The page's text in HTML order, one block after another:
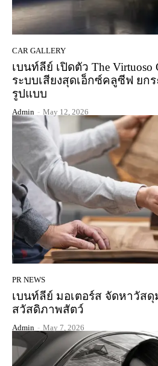
CAR GALLERY
เบนท์ลีย์ เปิดตัว The
ระบบเสียงสุดเอ็กซ์คลูซีฟ ยก
รูปแบบ
Admin - May 12, 2026
PR NEWS
เบนท์ลีย์ มอเตอร์ส จัดหาวัส
สวัสดิภาพสัตว์
Admin - May 7, 2026